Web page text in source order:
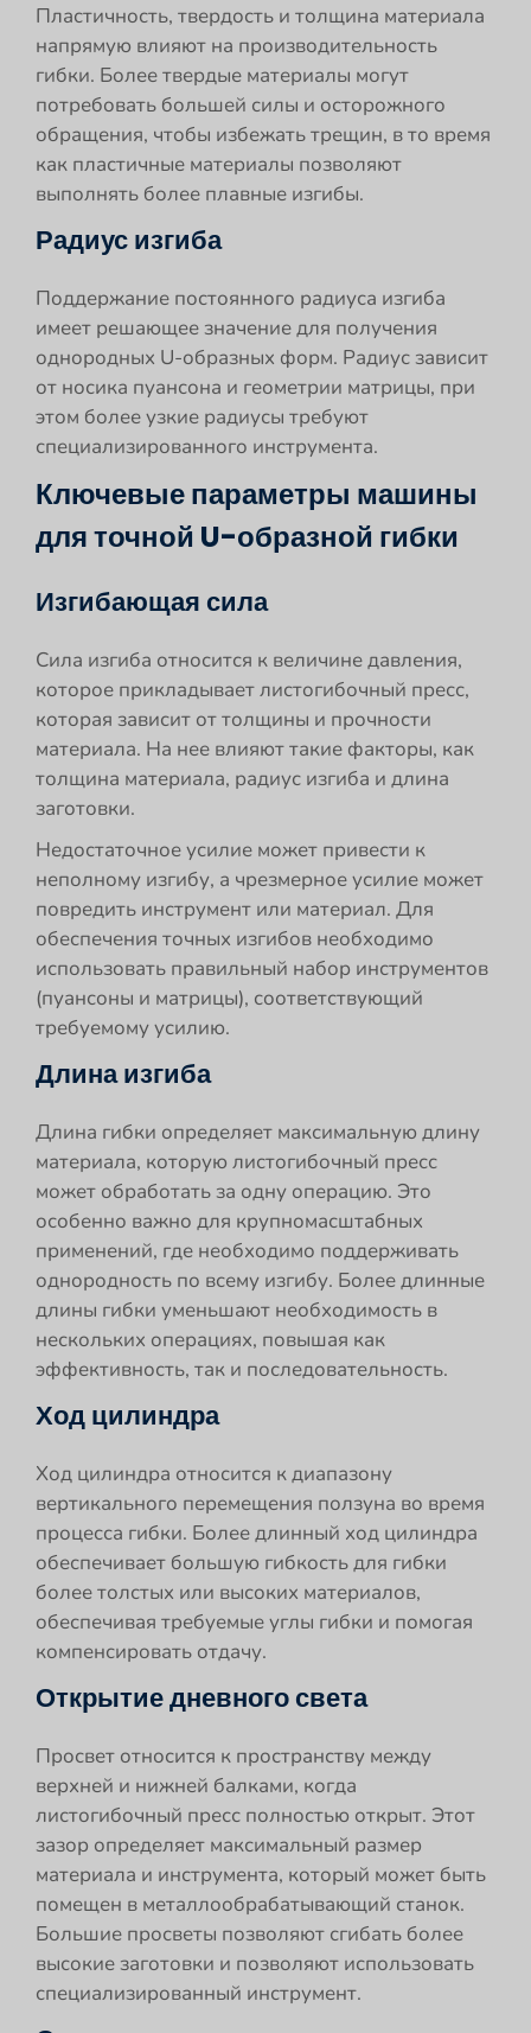
Пластичность, твердость и толщина материала
напрямую влияют на производительность
гибки. Более твердые материалы могут
потребовать большей силы и осторожного
обращения, чтобы избежать трещин, в то время
как пластичные материалы позволяют
выполнять более плавные изгибы.
Радиус изгиба
Поддержание постоянного радиуса изгиба
имеет решающее значение для получения
однородных U-образных форм. Радиус зависит
от носика пуансона и геометрии матрицы, при
этом более узкие радиусы требуют
специализированного инструмента.
Ключевые параметры машины
для точной U-образной гибки
Изгибающая сила
Сила изгиба относится к величине давления,
которое прикладывает листогибочный пресс,
которая зависит от толщины и прочности
материала. На нее влияют такие факторы, как
толщина материала, радиус изгиба и длина
заготовки.
Недостаточное усилие может привести к
неполному изгибу, а чрезмерное усилие может
повредить инструмент или материал. Для
обеспечения точных изгибов необходимо
использовать правильный набор инструментов
(пуансоны и матрицы), соответствующий
требуемому усилию.
Длина изгиба
Длина гибки определяет максимальную длину
материала, которую листогибочный пресс
может обработать за одну операцию. Это
особенно важно для крупномасштабных
применений, где необходимо поддерживать
однородность по всему изгибу. Более длинные
длины гибки уменьшают необходимость в
нескольких операциях, повышая как
эффективность, так и последовательность.
Ход цилиндра
Ход цилиндра относится к диапазону
вертикального перемещения ползуна во время
процесса гибки. Более длинный ход цилиндра
обеспечивает большую гибкость для гибки
более толстых или высоких материалов,
обеспечивая требуемые углы гибки и помогая
компенсировать отдачу.
Открытие дневного света
Просвет относится к пространству между
верхней и нижней балками, когда
листогибочный пресс полностью открыт. Этот
зазор определяет максимальный размер
материала и инструмента, который может быть
помещен в металлообрабатывающий станок.
Большие просветы позволяют сгибать более
высокие заготовки и позволяют использовать
специализированный инструмент.